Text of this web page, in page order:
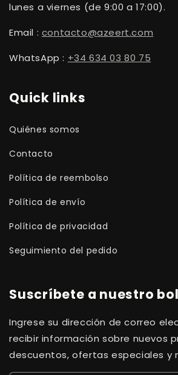
lunes a viernes (de 9:00 a 17:00).
Email : contacto@azeert.com
WhatsApp : +34 634 03 80 75
Quick links
Quiénes somos
Contacto
Política de reembolso
Política de envío
Política de privacidad
Seguimiento del pedido
Suscríbete a nuestro
Ingrese su dirección de correo
recibir información sobre nuevos
descuentos, ofertas especiales y